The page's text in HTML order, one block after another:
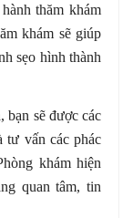
thăm khám
khám sẽ giúp
sẹo hình thành
bạn sẽ được các
tư vấn các phác
khám hiện
quan tâm, tin